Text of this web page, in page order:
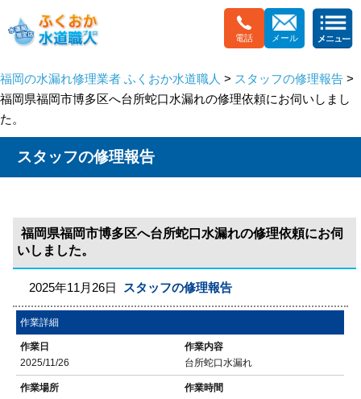
電話 メール
福岡の水漏れ修理業者 ふくおか水道職人 > スタッフの修理報告 >
福岡県福岡市博多区へ台所蛇口水漏れの修理依頼にお伺いしまし
た。
スタッフの修理報告
福岡県福岡市博多区へ台所蛇口水漏れの修理依頼にお伺
いしました。
2025年11月26日 スタッフの修理報告
作業詳細
作業日
2025/11/26
作業内容
台所蛇口水漏れ
作業場所
作業時間